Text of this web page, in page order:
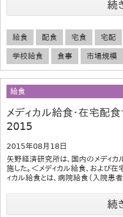
続
給食 配食 宅食 宅配
学校給食 食事 市場規模
給食
メディカル給食・在宅配
2015
2015年08月18日
矢野経済研究所は、国内のメディ
施した。＜メディカル給食、および
ィカル給食とは、病院給食（入院患
続